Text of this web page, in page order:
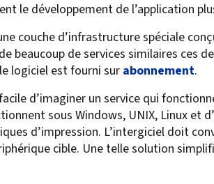
le développement de l’application
couche d’infrastructure spéciale
beaucoup de services similaires
logiciel est fourni surabonnement.
d’imaginer un service qui
sous Windows, UNIX, Linux
d’impression. L’intergiciel doit
cible. Une telle solution